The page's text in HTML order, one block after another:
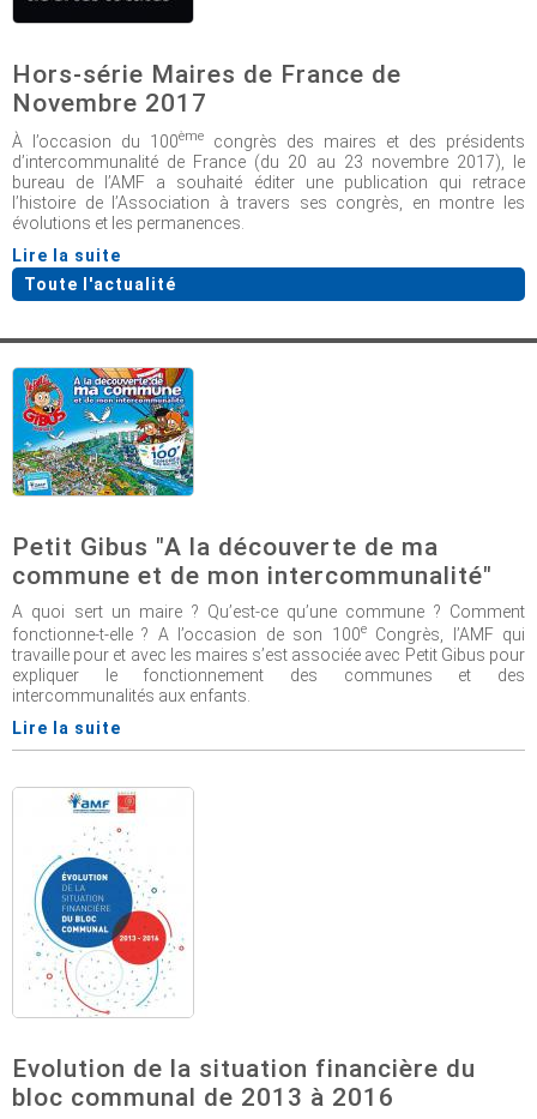
Hors-série Maires de France de
Novembre 2017
À l’occasion du 100ème congrès des maires et des présidents
d’intercommunalité de France (du 20 au 23 novembre 2017), le
bureau de l’AMF a souhaité éditer une publication qui retrace
l’histoire de l’Association à travers ses congrès, en montre les
évolutions et les permanences.
Lire la suite
Toute l'actualité
Petit Gibus "A la découverte de ma
commune et de mon intercommunalité"
A quoi sert un maire ? Qu’est-ce qu’une commune ? Comment
fonctionne-t-elle ? A l’occasion de son 100eCongrès, l’AMF qui
travaille pour et avec les maires s’est associée avec Petit Gibus pour
expliquer le fonctionnement des communes et des
intercommunalités aux enfants.
Lire la suite
Evolution de la situation financière du
bloc communal de 2013 à 2016